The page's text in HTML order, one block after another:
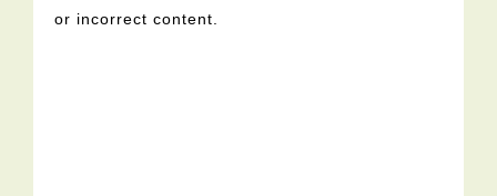
or incorrect content.